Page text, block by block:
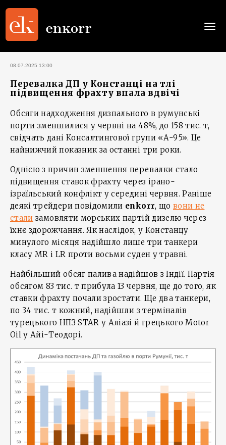
08.07.2025 13:00
Перевалка ДП у Констанці на тлі
підвищення фрахту впала вдвічі
Обсяги надходження дизпального в румунські
порти зменшилися у червні на 48%, до 158 тис. т,
свідчать дані Консалтингової групи «А-95». Це
найнижчий показник за останні три роки.
Однією з причин зменшення перевалки стало
підвищення ставок фрахту через ірано-
ізраїльський конфлікт у середині червня. Раніше
деякі трейдери повідомили enkorr, що вони не
стали замовляти морських партій дизелю через
їхнє здорожчання. Як наслідок, у Констанцу
минулого місяця надійшло лише три танкери
класу MR і LR проти восьми суден у травні.
Найбільший обсяг палива надійшов з Індії. Партія
обсягом 83 тис. т прибула 13 червня, ще до того, як
ставки фрахту почали зростати. Ще два танкери,
по 34 тис. т кожний, надійшли з терміналів
турецького НПЗ STAR у Аліазі й грецького Motor
Oil у Айі-Теодорі.